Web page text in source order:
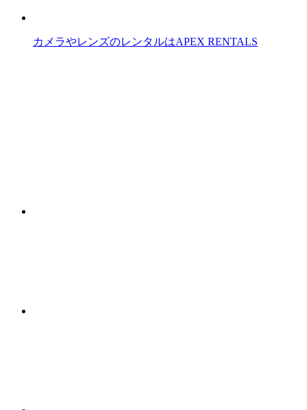
カメラやレンズのレンタルはAPEX RENTALS